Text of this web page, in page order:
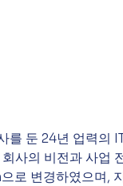
를 둔 24년 업력의
사의 비전과 사업
변경하였으며,